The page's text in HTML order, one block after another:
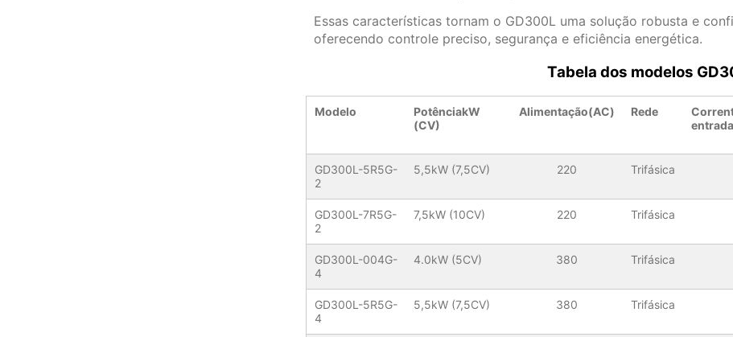
Essas características tornam o GD300L uma solução robusta e
oferecendo controle preciso, segurança e eficiência energética.
Tabela dos modelos
Modelo
PotênciakW
(CV)
Alimentação(AC) Rede
entrada
GD300L-5R5G-
2
5,5kW (7,5CV) 220 Trifásica
GD300L-7R5G-
2
7,5kW (10CV) 220 Trifásica
GD300L-004G-
4
4.0kW (5CV) 380 Trifásica
GD300L-5R5G-
4
5,5kW (7,5CV) 380 Trifásica